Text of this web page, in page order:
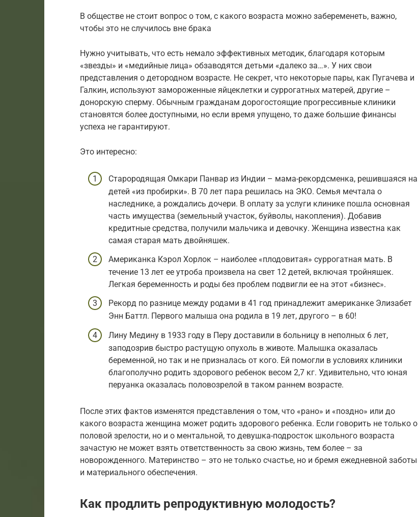
В обществе не стоит вопрос о том, с какого возраста можно забеременеть, важно,
чтобы это не случилось вне брака
Нужно учитывать, что есть немало эффективных методик, благодаря которым
«звезды» и «медийные лица» обзаводятся детьми «далеко за…». У них свои
представления о детородном возрасте. Не секрет, что некоторые пары, как Пугачева и
Галкин, используют замороженные яйцеклетки и суррогатных матерей, другие –
донорскую сперму. Обычным гражданам дорогостоящие прогрессивные клиники
становятся более доступными, но если время упущено, то даже большие финансы
успеха не гарантируют.
Это интересно:
Старородящая Омкари Панвар из Индии – мама-рекордсменка, решившаяся на
детей «из пробирки». В 70 лет пара решилась на ЭКО. Семья мечтала о
наследнике, а рождались дочери. В оплату за услуги клинике пошла основная
часть имущества (земельный участок, буйволы, накопления). Добавив
кредитные средства, получили мальчика и девочку. Женщина известна как
самая старая мать двойняшек.
Американка Кэрол Хорлок – наиболее «плодовитая» суррогатная мать. В
течение 13 лет ее утроба произвела на свет 12 детей, включая тройняшек.
Легкая беременность и роды без проблем подвигли ее на этот «бизнес».
Рекорд по разнице между родами в 41 год принадлежит американке Элизабет
Энн Баттл. Первого малыша она родила в 19 лет, другого – в 60!
Лину Медину в 1933 году в Перу доставили в больницу в неполных 6 лет,
заподозрив быстро растущую опухоль в животе. Малышка оказалась
беременной, но так и не призналась от кого. Ей помогли в условиях клиники
благополучно родить здорового ребенок весом 2,7 кг. Удивительно, что юная
перуанка оказалась половозрелой в таком раннем возрасте.
После этих фактов изменятся представления о том, что «рано» и «поздно» или до
какого возраста женщина может родить здорового ребенка. Если говорить не только о
половой зрелости, но и о ментальной, то девушка-подросток школьного возраста
зачастую не может взять ответственность за свою жизнь, тем более – за
новорожденного. Материнство – это не только счастье, но и бремя ежедневной заботы
и материального обеспечения.
Как продлить репродуктивную молодость?